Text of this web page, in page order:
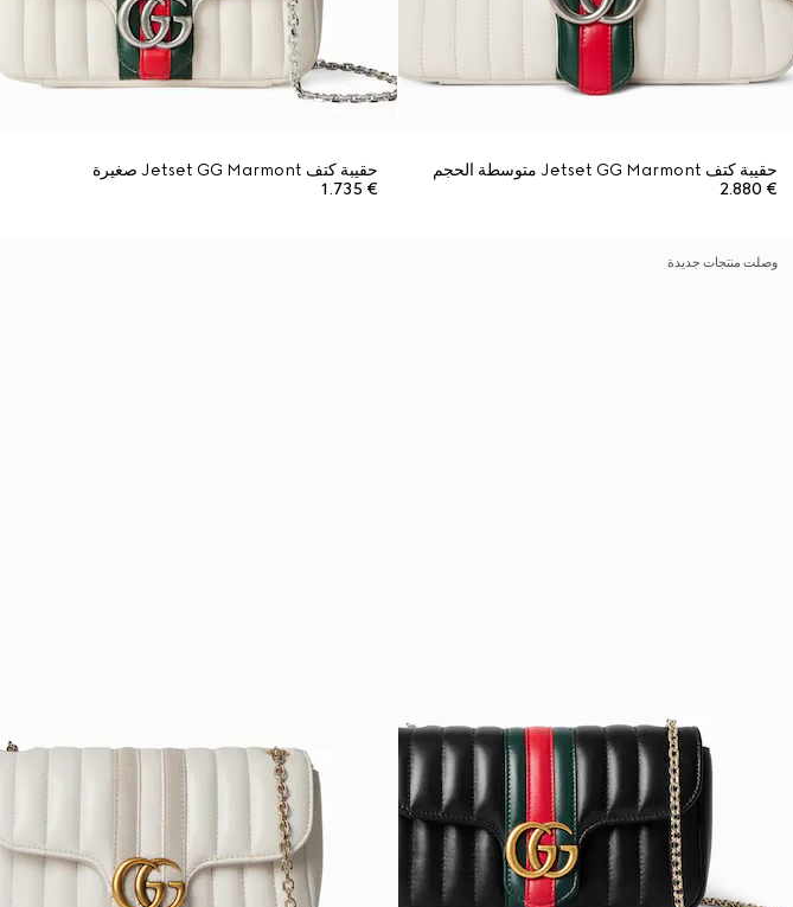
حقيبة كتف Jetset GG Marmont متوسطة الحجم
€ 2.880
حقيبة كتف Jetset GG Marmont صغيرة
€ 1.735
وصلت منتجات جديدة